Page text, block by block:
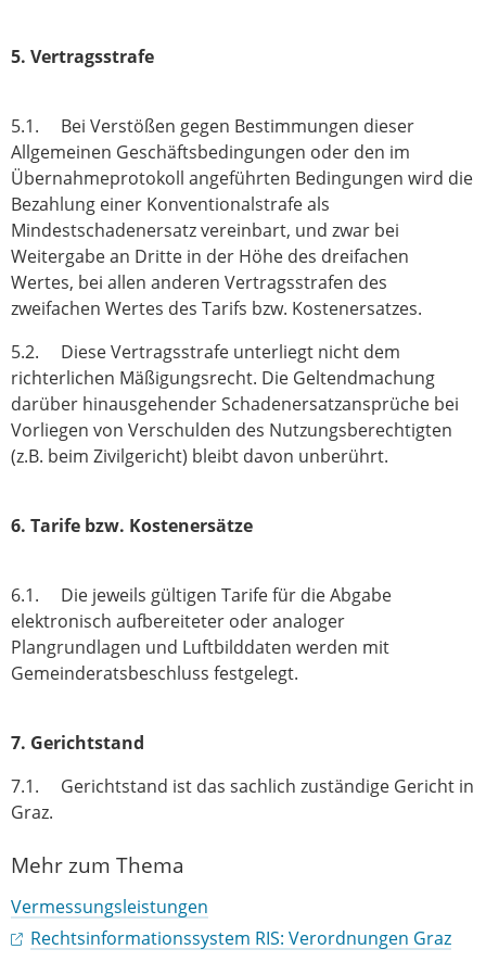
5. Vertragsstrafe
5.1. Bei Verstößen gegen Bestimmungen dieser
Allgemeinen Geschäftsbedingungen oder den im
Übernahmeprotokoll angeführten Bedingungen wird die
Bezahlung einer Konventionalstrafe als
Mindestschadenersatz vereinbart, und zwar bei
Weitergabe an Dritte in der Höhe des dreifachen
Wertes, bei allen anderen Vertragsstrafen des
zweifachen Wertes des Tarifs bzw. Kostenersatzes.
5.2. Diese Vertragsstrafe unterliegt nicht dem
richterlichen Mäßigungsrecht. Die Geltendmachung
darüber hinausgehender Schadenersatzansprüche bei
Vorliegen von Verschulden des Nutzungsberechtigten
(z.B. beim Zivilgericht) bleibt davon unberührt.
6. Tarife bzw. Kostenersätze
6.1. Die jeweils gültigen Tarife für die Abgabe
elektronisch aufbereiteter oder analoger
Plangrundlagen und Luftbilddaten werden mit
Gemeinderatsbeschluss festgelegt.
7. Gerichtstand
7.1. Gerichtstand ist das sachlich zuständige Gericht in
Graz.
Mehr zum Thema
Vermessungsleistungen
Rechtsinformationssystem RIS: Verordnungen Graz